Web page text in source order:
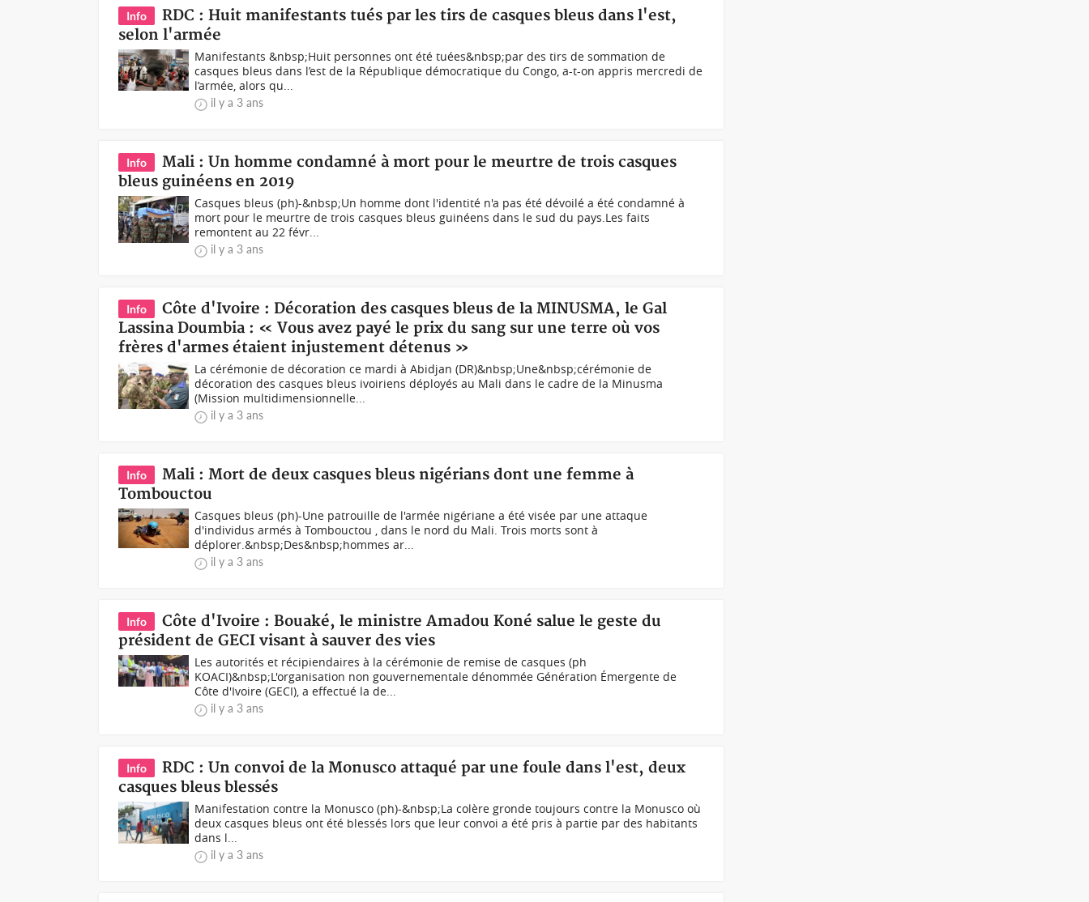
Info
RDC : Huit manifestants tués par les tirs de casques bleus dans l'est,
selon l'armée
Manifestants &nbsp;Huit personnes ont été tuées&nbsp;par des tirs de sommation de
casques bleus dans l’est de la République démocratique du Congo, a-t-on appris mercredi de
l’armée, alors qu...
il y a 3 ans
Info
Mali : Un homme condamné à mort pour le meurtre de trois casques
bleus guinéens en 2019
Casques bleus (ph)-&nbsp;Un homme dont l'identité n'a pas été dévoilé a été condamné à
mort pour le meurtre de trois casques bleus guinéens dans le sud du pays.Les faits
remontent au 22 févr...
il y a 3 ans
Info
Côte d'Ivoire : Décoration des casques bleus de la MINUSMA, le Gal
Lassina Doumbia : « Vous avez payé le prix du sang sur une terre où vos
frères d'armes étaient injustement détenus »
La cérémonie de décoration ce mardi à Abidjan (DR)&nbsp;Une&nbsp;cérémonie de
décoration des casques bleus ivoiriens déployés au Mali dans le cadre de la Minusma
(Mission multidimensionnelle...
il y a 3 ans
Info
Mali : Mort de deux casques bleus nigérians dont une femme à
Tombouctou
Casques bleus (ph)-Une patrouille de l'armée nigériane a été visée par une attaque
d'individus armés à Tombouctou , dans le nord du Mali. Trois morts sont à
déplorer.&nbsp;Des&nbsp;hommes ar...
il y a 3 ans
Info
Côte d'Ivoire : Bouaké, le ministre Amadou Koné salue le geste du
président de GECI visant à sauver des vies
Les autorités et récipiendaires à la cérémonie de remise de casques (ph
KOACI)&nbsp;L'organisation non gouvernementale dénommée Génération Émergente de
Côte d'Ivoire (GECI), a effectué la de...
il y a 3 ans
Info
RDC : Un convoi de la Monusco attaqué par une foule dans l'est, deux
casques bleus blessés
Manifestation contre la Monusco (ph)-&nbsp;La colère gronde toujours contre la Monusco où
deux casques bleus ont été blessés lors que leur convoi a été pris à partie par des habitants
dans l...
il y a 3 ans